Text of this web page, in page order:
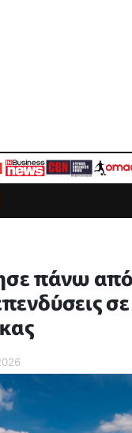
πάνω